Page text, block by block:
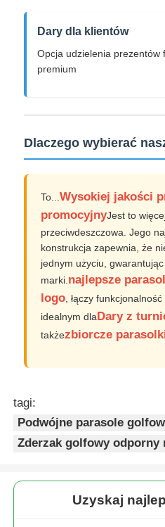
Dary dla klientów
Opcja udzielenia prezentów
premium
Dlaczego wybierać
To...Wysokiej jakości
promocyjnyJest to
przeciwdeszczowa. Jego
konstrukcja zapewnia, że
jednym użyciu,
marki. najlepsze
logo , łączy
idealnym dlaDary z
takżezbiorcze
tagi:
Podwójne parasole
Zderzak golfowy odporny
Uzyskaj